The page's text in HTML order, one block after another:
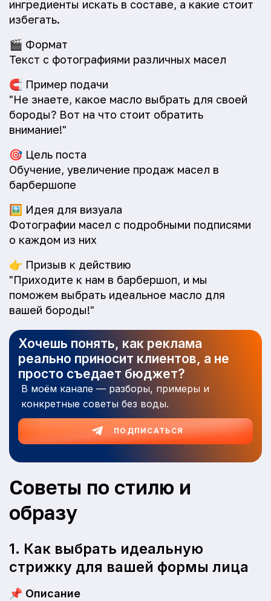
ингредиенты искать в составе, а какие стоит
избегать.
🎬 Формат
Текст с фотографиями различных масел
🧲 Пример подачи
"Не знаете, какое масло выбрать для своей
бороды? Вот на что стоит обратить
внимание!"
🎯 Цель поста
Обучение, увеличение продаж масел в
барбершопе
🖼️ Идея для визуала
Фотографии масел с подробными подписями
о каждом из них
👉 Призыв к действию
"Приходите к нам в барбершоп, и мы
поможем выбрать идеальное масло для
вашей бороды!"
Хочешь понять, как реклама
реально приносит клиентов, а не
просто съедает бюджет?
В моём канале — разборы, примеры и
конкретные советы без воды.
ПОДПИСАТЬСЯ
Советы по стилю и
образу
1. Как выбрать идеальную
стрижку для вашей формы лица
📌 Описание